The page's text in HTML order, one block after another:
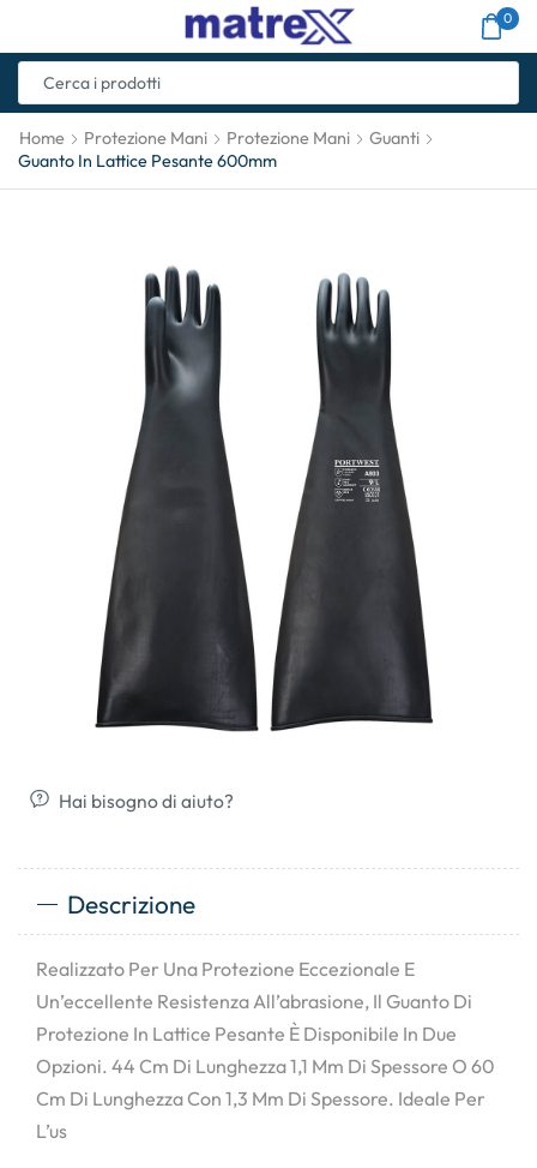
0
Home Protezione Mani Protezione Mani
Guanti
Guanto In Lattice Pesante 600mm
Hai bisogno di aiuto?
Descrizione
Realizzato Per Una Protezione Eccezionale E
Un’eccellente Resistenza All’abrasione, Il Guanto Di
Protezione In Lattice Pesante È Disponibile In Due
Opzioni. 44 Cm Di Lunghezza 1,1 Mm Di Spessore O 60
Cm Di Lunghezza Con 1,3 Mm Di Spessore. Ideale Per
L’us